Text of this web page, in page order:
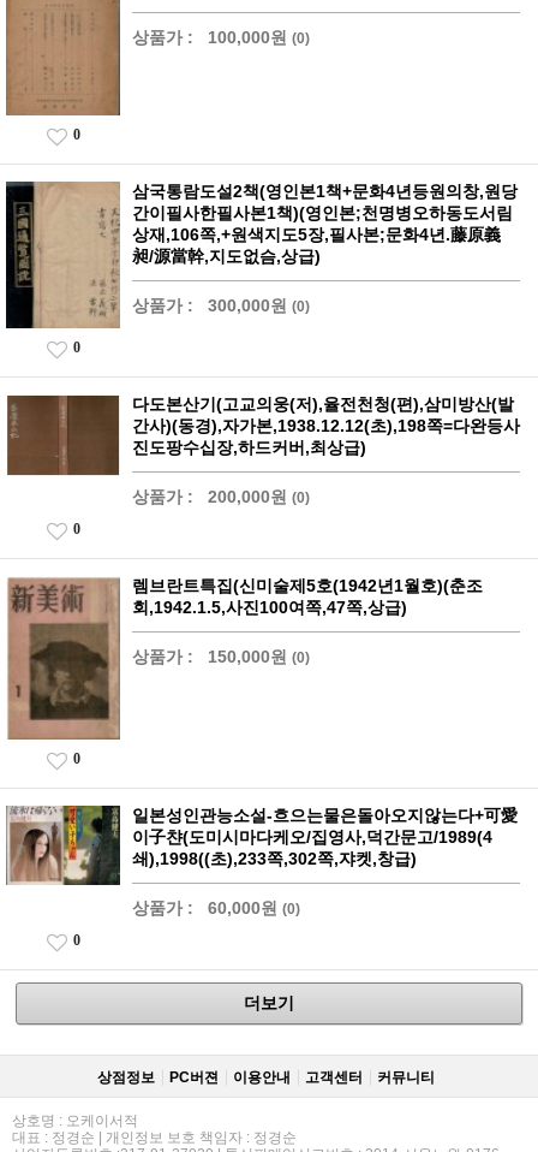
상품가 : 100,000원 (0)
0
삼국통람도설2책(영인본1책+문화4년등원의창,원당
간이필사한필사본1책)(영인본;천명병오하동도서림
상재,106쪽,+원색지도5장,필사본;문화4년.藤原義
昶/源當幹,지도없슴,상급)
상품가 : 300,000원 (0)
0
다도본산기(고교의웅(저),율전천청(편),삼미방산(발
간사)(동경),자가본,1938.12.12(초),198쪽=다완등사
진도팡수십장,하드커버,최상급)
상품가 : 200,000원 (0)
0
렘브란트특집(신미술제5호(1942년1월호)(춘조
회,1942.1.5,사진100여쪽,47쪽,상급)
상품가 : 150,000원 (0)
0
일본성인관능소설-흐으는물은돌아오지않는다+可愛
이子챤(도미시마다케오/집영사,덕간문고/1989(4
쇄),1998((초),233쪽,302쪽,쟈켓,창급)
상품가 : 60,000원 (0)
0
더보기
상점정보 PC버젼 이용안내 고객센터 커뮤니티
상호명 : 오케이서적
대표 : 정경순 | 개인정보 보호 책임자 : 정경순